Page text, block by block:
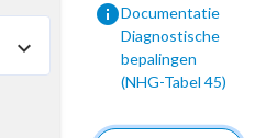
infoDocumentatie
Diagnostische
bepalingen
(NHG-Tabel 45)